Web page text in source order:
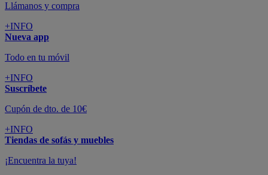
Llámanos y compra
+INFO
Nueva app
Todo en tu móvil
+INFO
Suscríbete
Cupón de dto. de 10€
+INFO
Tiendas de sofás y muebles
¡Encuentra la tuya!